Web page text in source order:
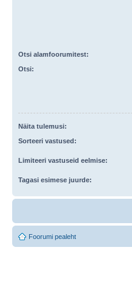
Otsi alamfoorumitest:
Otsi:
Näita tulemusi:
Sorteeri vastused:
Limiteeri vastuseid eelmise:
Tagasi esimese juurde:
Foorumi pealeht